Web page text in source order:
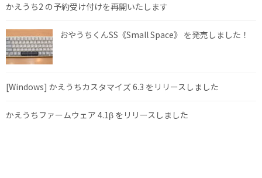
かえうち2 の予約受け付けを再開いたします
おやうちくんSS《Small Space》 を発売しました！
[Windows] かえうちカスタマイズ 6.3 をリリースしました
かえうちファームウェア 4.1β をリリースしました